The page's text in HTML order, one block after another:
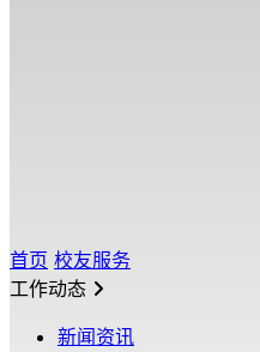
首页 校友服务
工作动态
新闻资讯